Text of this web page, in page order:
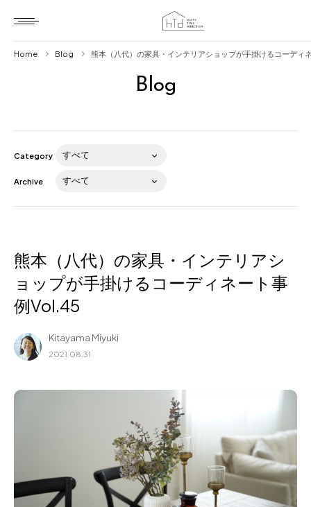
Blog
About us
for Business
Recruit
Blog
Home Blog 熊本（八代）の家具・インテリアショップが手掛けるコーディ
Category
Archive
熊本（八代）の家具・インテリアシ
ョップが手掛けるコーディネート事
例Vol.45
Kitayama Miyuki
2021.08.31